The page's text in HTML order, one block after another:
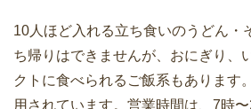
10人ほど入れる立ち食いのうどん・
ち帰りはできませんが、おにぎり、
クトに食べられるご飯系もあります
用されています。営業時間は、7時